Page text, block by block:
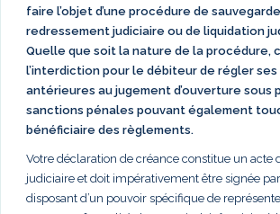
faire l’objet d’une procédure de
redressement judiciaire ou de liquidation
Quelle que soit la nature de la procédure,
l’interdiction pour le débiteur de régler
antérieures au jugement d’ouverture sous
sanctions pénales pouvant également
bénéficiaire des règlements.
Votre déclaration de créance constitue un acte
judiciaire et doit impérativement être signée
disposant d’un pouvoir spécifique de